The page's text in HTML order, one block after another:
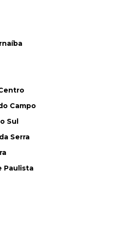
Campo
Sul
Serra
Paulista